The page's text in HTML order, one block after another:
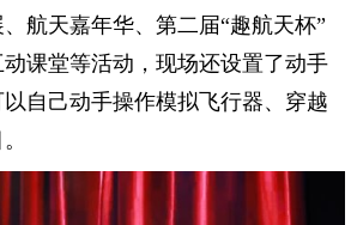
航天嘉年华、第二届“趣航天杯”
课堂等活动，现场还设置了动手
自己动手操作模拟飞行器、穿越